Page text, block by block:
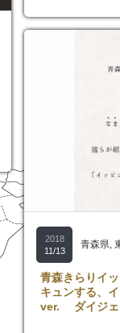
2018
11/13
青森県,
青森きらりイ
キュンする、
ver. ダイジェ